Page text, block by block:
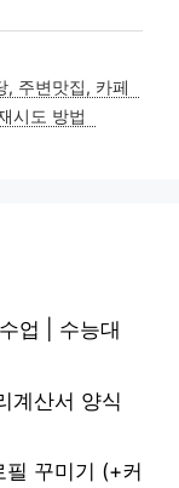
, 주변맛집, 카페
시도 방법
업 | 수능대
계산서 양식
꾸미기 (+커